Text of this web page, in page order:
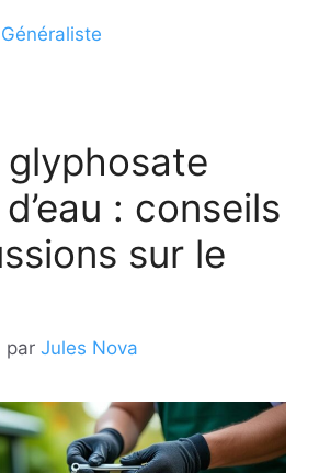
glyphosate
: conseils
sur le
par Jules Nova